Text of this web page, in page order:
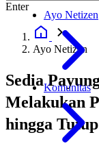
Ayo Netizen
Komunitas
Enter
Ayo Netizen
Sedia
Melakukan
hingga